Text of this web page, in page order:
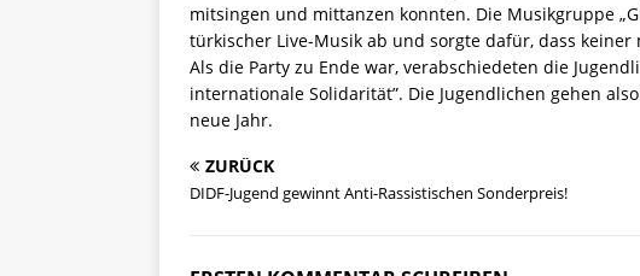
mitsingen und mittanzen konnten. Die Musikgruppe
türkischer Live-Musik ab und sorgte dafür, dass
Als die Party zu Ende war, verabschiedeten die
internationale Solidarität”. Die Jugendlichen gehen
neue Jahr.
ZURÜCK
DIDF-Jugend gewinnt Anti-Rassistischen Sonderpreis!